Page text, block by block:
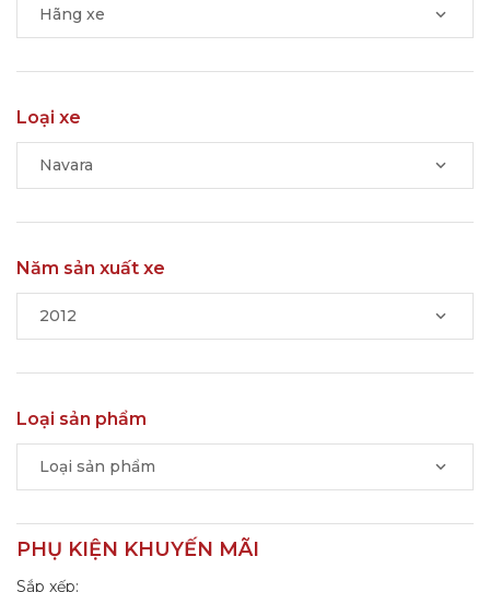
Hãng xe
Loại xe
Navara
Năm sản xuất xe
2012
Loại sản phẩm
Loại sản phẩm
PHỤ KIỆN KHUYẾN MÃI
Sắp xếp: